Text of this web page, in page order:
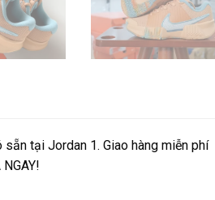
sẵn tại Jordan 1. Giao hàng miễn phí